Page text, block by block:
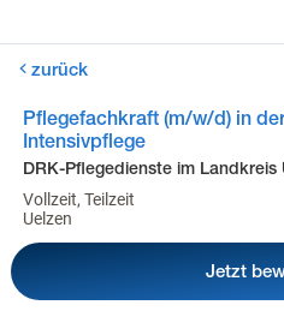
zurück
Pflegefachkraft (m/w/d) in
Intensivpflege
DRK-Pflegedienste im Landkreis
Vollzeit, Teilzeit
Uelzen
Jetzt